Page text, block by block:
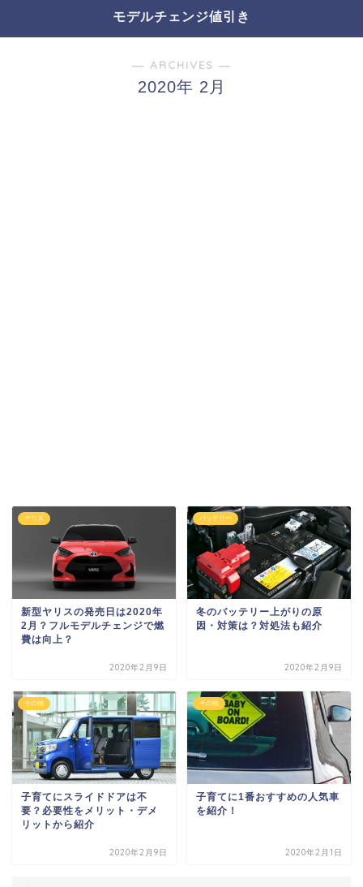
モデルチェンジ値引き
― ARCHIVES ―
2020年 2月
ヤリス
新型ヤリスの発売日は2020年
2月？フルモデルチェンジで燃
費は向上？
2020年2月9日
バッテリー
冬のバッテリー上がりの原
因・対策は？対処法も紹介
2020年2月9日
その他
子育てにスライドドアは不
要？必要性をメリット・デメ
リットから紹介
2020年2月9日
その他
子育てに1番おすすめの人気車
を紹介！
2020年2月1日